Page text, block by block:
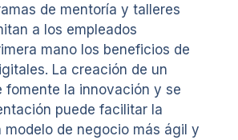
de mentoría y talleres
a los empleados
mano los beneficios de
La creación de un
fomente la innovación y se
puede facilitar la
de negocio más ágil y